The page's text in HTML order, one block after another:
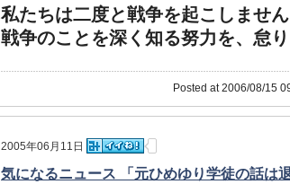
私たちは二度と戦争を起こしませ
戦争のことを深く知る努力を、怠り
Posted at 2006/08/15
2005年06月11日
気になるニュース 「元ひめゆり学徒の話は